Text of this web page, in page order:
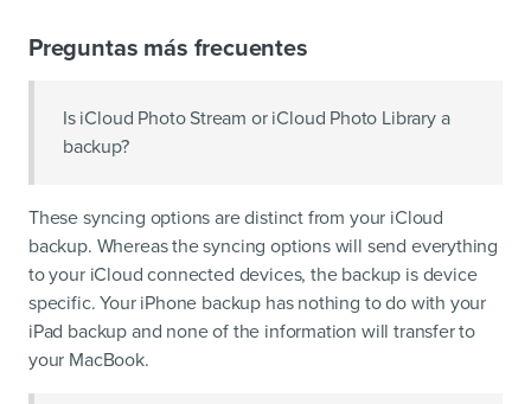
Preguntas más frecuentes
Is iCloud Photo Stream or iCloud Photo Library a
backup?
These syncing options are distinct from your iCloud
backup. Whereas the syncing options will send everything
to your iCloud connected devices, the backup is device
specific. Your iPhone backup has nothing to do with your
iPad backup and none of the information will transfer to
your MacBook.